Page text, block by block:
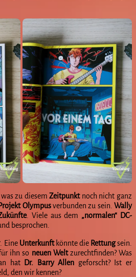
was zu diesemZeitpunktnoch nicht ganz
Projekt Olympusverbunden zu sein.Wally
. Viele aus dem „normalen“ DC-
besprochen.
. Eine Unterkunftkönnte die Rettungsein.
ihn so neuen Weltzurechtfinden? Was
hat
Dr. Barry Allen geforscht? Ist er
den wir kennen?